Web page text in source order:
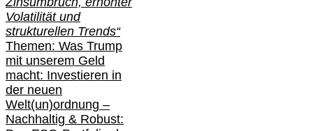
Volatilität und
strukturellen Trends“
Themen: Was Trump
mit unserem Geld
macht: Investieren in
der neuen
Welt(un)ordnung –
Nachhaltig & Robust: